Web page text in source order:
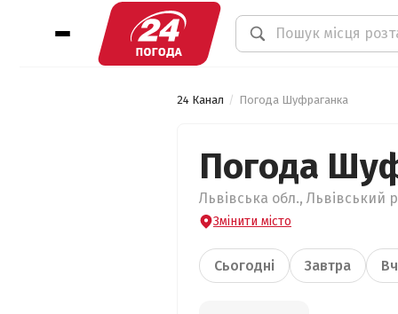
24 Канал Погода Шуфраганка
Погода
Львівська обл.,
Змінити місто
Сьогодні Завтра